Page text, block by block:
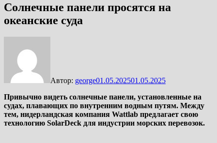
Солнечные панели просятся на
океанские суда
Автор: george01.05.202501.05.2025
Привычно видеть солнечные панели, установленные на
судах, плавающих по внутренним водным путям. Между
тем, нидерландская компания Wattlab предлагает свою
технологию SolarDeck для индустрии морских перевозок.